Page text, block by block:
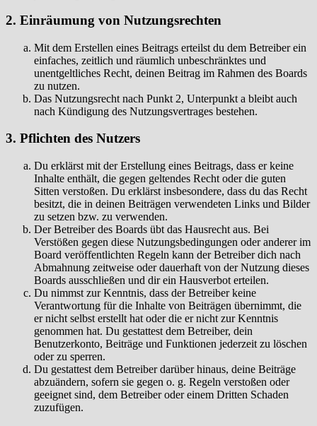
2. Einräumung von Nutzungsrechten
Mit dem Erstellen eines Beitrags erteilst du dem Betreiber ein
einfaches, zeitlich und räumlich unbeschränktes und
unentgeltliches Recht, deinen Beitrag im Rahmen des Boards
zu nutzen.
Das Nutzungsrecht nach Punkt 2, Unterpunkt a bleibt auch
nach Kündigung des Nutzungsvertrages bestehen.
3. Pflichten des Nutzers
Du erklärst mit der Erstellung eines Beitrags, dass er keine
Inhalte enthält, die gegen geltendes Recht oder die guten
Sitten verstoßen. Du erklärst insbesondere, dass du das Recht
besitzt, die in deinen Beiträgen verwendeten Links und Bilder
zu setzen bzw. zu verwenden.
Der Betreiber des Boards übt das Hausrecht aus. Bei
Verstößen gegen diese Nutzungsbedingungen oder anderer im
Board veröffentlichten Regeln kann der Betreiber dich nach
Abmahnung zeitweise oder dauerhaft von der Nutzung dieses
Boards ausschließen und dir ein Hausverbot erteilen.
Du nimmst zur Kenntnis, dass der Betreiber keine
Verantwortung für die Inhalte von Beiträgen übernimmt, die
er nicht selbst erstellt hat oder die er nicht zur Kenntnis
genommen hat. Du gestattest dem Betreiber, dein
Benutzerkonto, Beiträge und Funktionen jederzeit zu löschen
oder zu sperren.
Du gestattest dem Betreiber darüber hinaus, deine Beiträge
abzuändern, sofern sie gegen o. g. Regeln verstoßen oder
geeignet sind, dem Betreiber oder einem Dritten Schaden
zuzufügen.